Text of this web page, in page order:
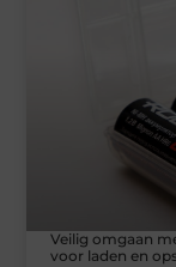
Veilig omgaan
voor laden en